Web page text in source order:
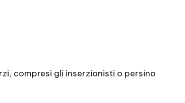
compresi gli inserzionisti o persino